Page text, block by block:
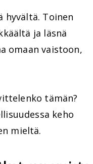
hyvältä. Toinen
ja läsnä
omaan vaistoon,
tämän?
keho
mieltä.